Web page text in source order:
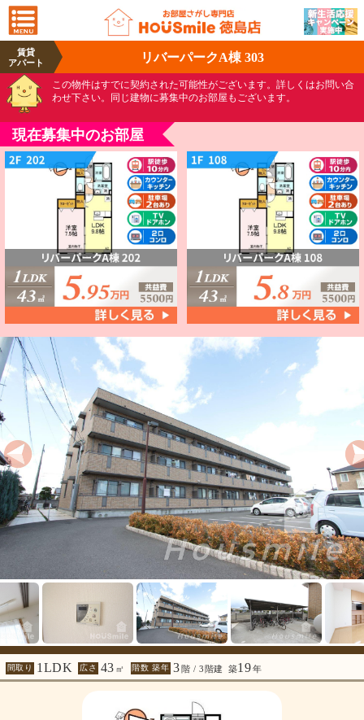
賃貸
アパート
リバーパークA棟 303
この物件はすでに契約された可能性がございます。詳しくはお問い合
わせ下さい。同じ建物に募集中のお部屋もございます。
現在募集中のお部屋
間取り 1LDK 広さ 43 ㎡ 階数 築年 3階 / 3階建 築19年